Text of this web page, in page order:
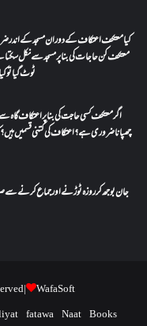
کیا معتکف اعتکاف کے دوران مسجد کے اندر
معتکف کن حاجات کی بنا پر مسجد سے نکل
ٹوٹ گیا تو
اگر معتکف کسی حاجت کی بنا پر اعتکاف گاہ
چھپانا ضروری ہے؟اعتکاف کی کتنی قسمیں
جان بوجھ کر روزہ ٹوڑنے اور جماع کرنے سے
|
WafaSoft
fatawa Naat Books